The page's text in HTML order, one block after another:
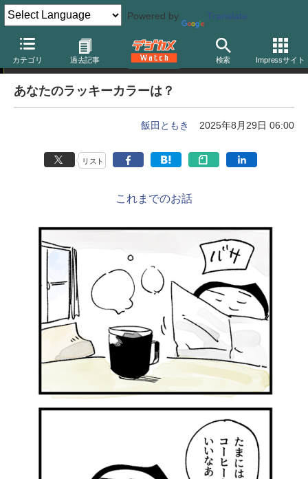
Powered by Translate
カテゴリ 過去記事 検索 Impressサイト
カメラバカにつける薬 in デジカメ Watch
あなたのラッキーカラーは？
飯田ともき 2025年8月29日 06:00
リスト
これまでのお話